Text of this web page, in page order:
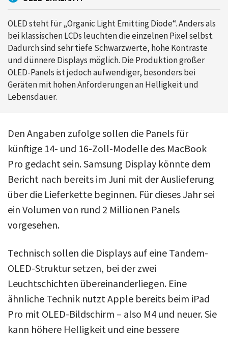
OLED steht für „Organic Light Emitting Diode“. Anders als
bei klassischen LCDs leuchten die einzelnen Pixel selbst.
Dadurch sind sehr tiefe Schwarzwerte, hohe Kontraste
und dünnere Displays möglich. Die Produktion großer
OLED-Panels ist jedoch aufwendiger, besonders bei
Geräten mit hohen Anforderungen an Helligkeit und
Lebensdauer.
Den Angaben zufolge sollen die Panels für
künftige 14- und 16-Zoll-Modelle des MacBook
Pro gedacht sein. Samsung Display könnte dem
Bericht nach bereits im Juni mit der Auslieferung
über die Lieferkette beginnen. Für dieses Jahr sei
ein Volumen von rund 2 Millionen Panels
vorgesehen.
Technisch sollen die Displays auf eine Tandem-
OLED-Struktur setzen, bei der zwei
Leuchtschichten übereinanderliegen. Eine
ähnliche Technik nutzt Apple bereits beim iPad
Pro mit OLED-Bildschirm – also M4 und neuer. Sie
kann höhere Helligkeit und eine bessere